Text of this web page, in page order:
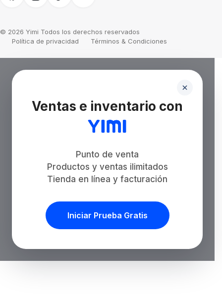
© 2026 Yimi Todos los derechos reservados
Política de privacidad
Términos & Condiciones
Ventas e inventario con
Punto de venta
Productos y ventas ilimitados
Tienda en línea y facturación
Iniciar Prueba Gratis